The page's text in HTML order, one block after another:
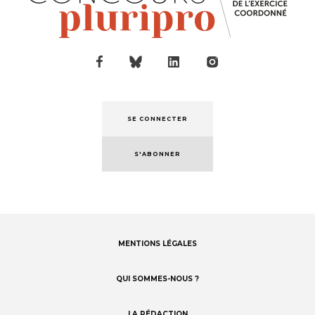
SE CONNECTER
S'ABONNER
MENTIONS LÉGALES
QUI SOMMES-NOUS ?